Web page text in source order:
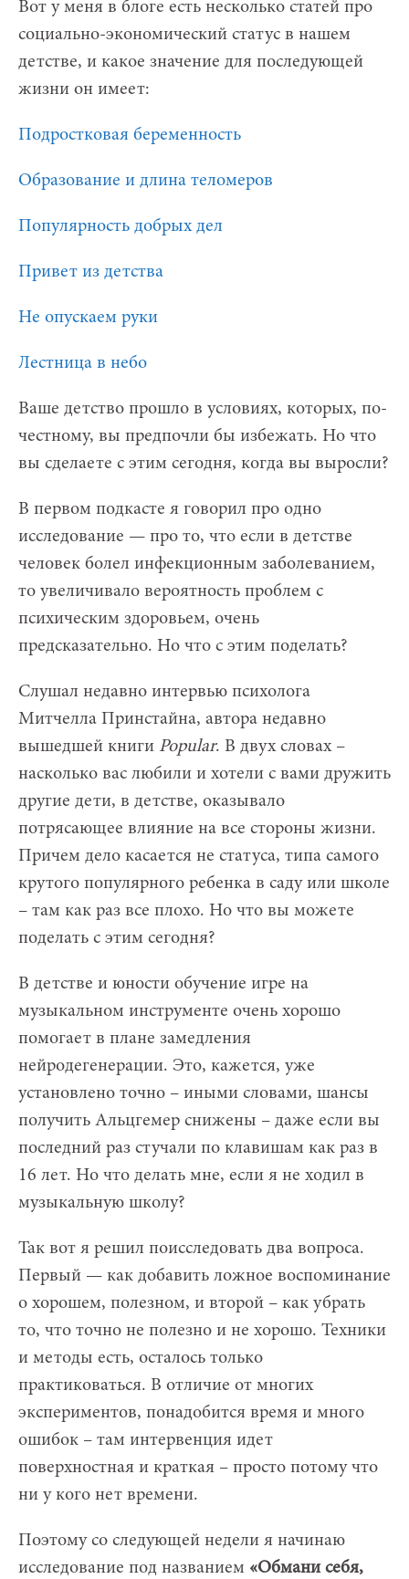
Вот у меня в блоге есть несколько статей про
социально-экономический статус в нашем
детстве, и какое значение для последующей
жизни он имеет:
Подростковая беременность
Образование и длина теломеров
Популярность добрых дел
Привет из детства
Не опускаем руки
Лестница в небо
Ваше детство прошло в условиях, которых, по-
честному, вы предпочли бы избежать. Но что
вы сделаете с этим сегодня, когда вы выросли?
В первом подкасте я говорил про одно
исследование — про то, что если в детстве
человек болел инфекционным заболеванием,
то увеличивало вероятность проблем с
психическим здоровьем, очень
предсказательно. Но что с этим поделать?
Слушал недавно интервью психолога
Митчелла Принстайна, автора недавно
вышедшей книги Popular. В двух словах –
насколько вас любили и хотели с вами дружить
другие дети, в детстве, оказывало
потрясающее влияние на все стороны жизни.
Причем дело касается не статуса, типа самого
крутого популярного ребенка в саду или школе
– там как раз все плохо. Но что вы можете
поделать с этим сегодня?
В детстве и юности обучение игре на
музыкальном инструменте очень хорошо
помогает в плане замедления
нейродегенерации. Это, кажется, уже
установлено точно – иными словами, шансы
получить Альцгемер снижены – даже если вы
последний раз стучали по клавишам как раз в
16 лет. Но что делать мне, если я не ходил в
музыкальную школу?
Так вот я решил поисследовать два вопроса.
Первый — как добавить ложное воспоминание
о хорошем, полезном, и второй – как убрать
то, что точно не полезно и не хорошо. Техники
и методы есть, осталось только
практиковаться. В отличие от многих
экспериментов, понадобится время и много
ошибок – там интервенция идет
поверхностная и краткая – просто потому что
ни у кого нет времени.
Поэтому со следующей недели я начинаю
исследование под названием «Обмани себя,